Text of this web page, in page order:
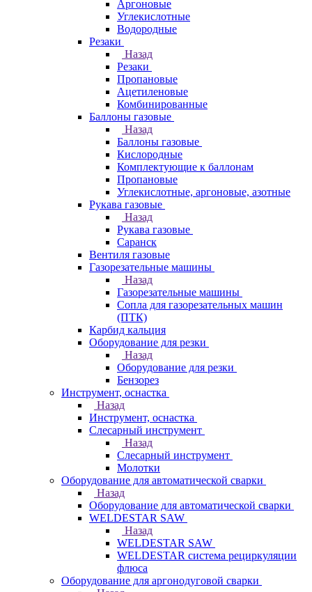
Аргоновые
Углекислотные
Водородные
Резаки
Назад
Резаки
Пропановые
Ацетиленовые
Комбинированные
Баллоны газовые
Назад
Баллоны газовые
Кислородные
Комплектующие к баллонам
Пропановые
Углекислотные, аргоновые, азотные
Рукава газовые
Назад
Рукава газовые
Саранск
Вентиля газовые
Газорезательные машины
Назад
Газорезательные машины
Сопла для газорезательных машин
(ПТК)
Карбид кальция
Оборудование для резки
Назад
Оборудование для резки
Бензорез
Инструмент, оснастка
Назад
Инструмент, оснастка
Слесарный инструмент
Назад
Слесарный инструмент
Молотки
Оборудование для автоматической сварки
Назад
Оборудование для автоматической сварки
WELDESTAR SAW
Назад
WELDESTAR SAW
WELDESTAR система рециркуляции
флюса
Оборудование для аргонодуговой сварки